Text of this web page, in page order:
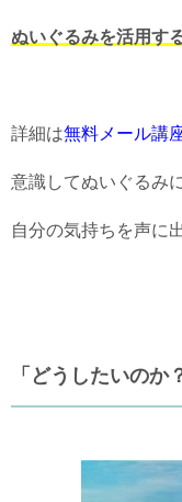
ぬいぐるみを活用す
詳細は無料メール講
意識してぬいぐるみ
自分の気持ちを声に
「どうしたいのか